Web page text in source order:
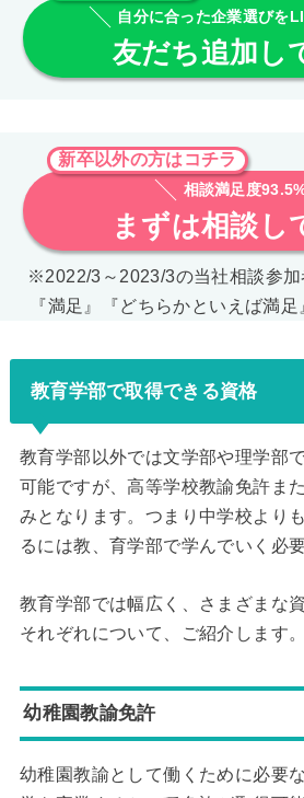
自分に合った企業選びを
友だち追加し
新卒以外の方はコチラ
相談満足度
まずは相談し
※2022/3～2023/3の当社相談参
『満足』『どちらかといえば満
教育学部で取得できる資格
教育学部以外では文学部や理学部
可能ですが、高等学校教諭免許ま
みとなります。つまり中学校より
るには教、育学部で学んでいく必
教育学部では幅広く、さまざまな
それぞれについて、ご紹介します。
幼稚園教諭免許
幼稚園教諭として働くために必要